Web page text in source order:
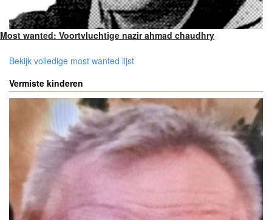
Most wanted: Voortvluchtige nazir ahmad chaudhry
Bekijk volledige most wanted lijst
Vermiste kinderen